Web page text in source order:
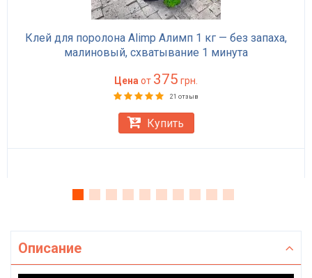
Клей для поролона Alimp Алимп 1 кг — без запаха,
малиновый, схватывание 1 минута
Цена от 375 грн.
21 отзыв
Купить
Описание